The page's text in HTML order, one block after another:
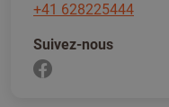
+41 628225444
Suivez-nous